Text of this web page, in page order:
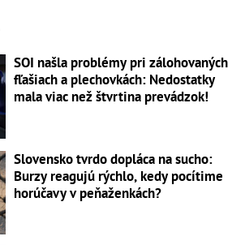
SOI našla problémy pri zálohovaných
fľašiach a plechovkách: Nedostatky
mala viac než štvrtina prevádzok!
Slovensko tvrdo dopláca na sucho:
Burzy reagujú rýchlo, kedy pocítime
horúčavy v peňaženkách?